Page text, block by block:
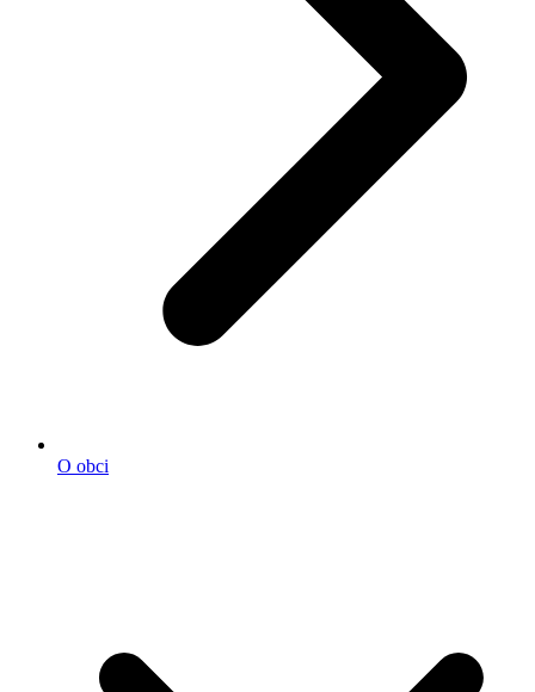
O obci